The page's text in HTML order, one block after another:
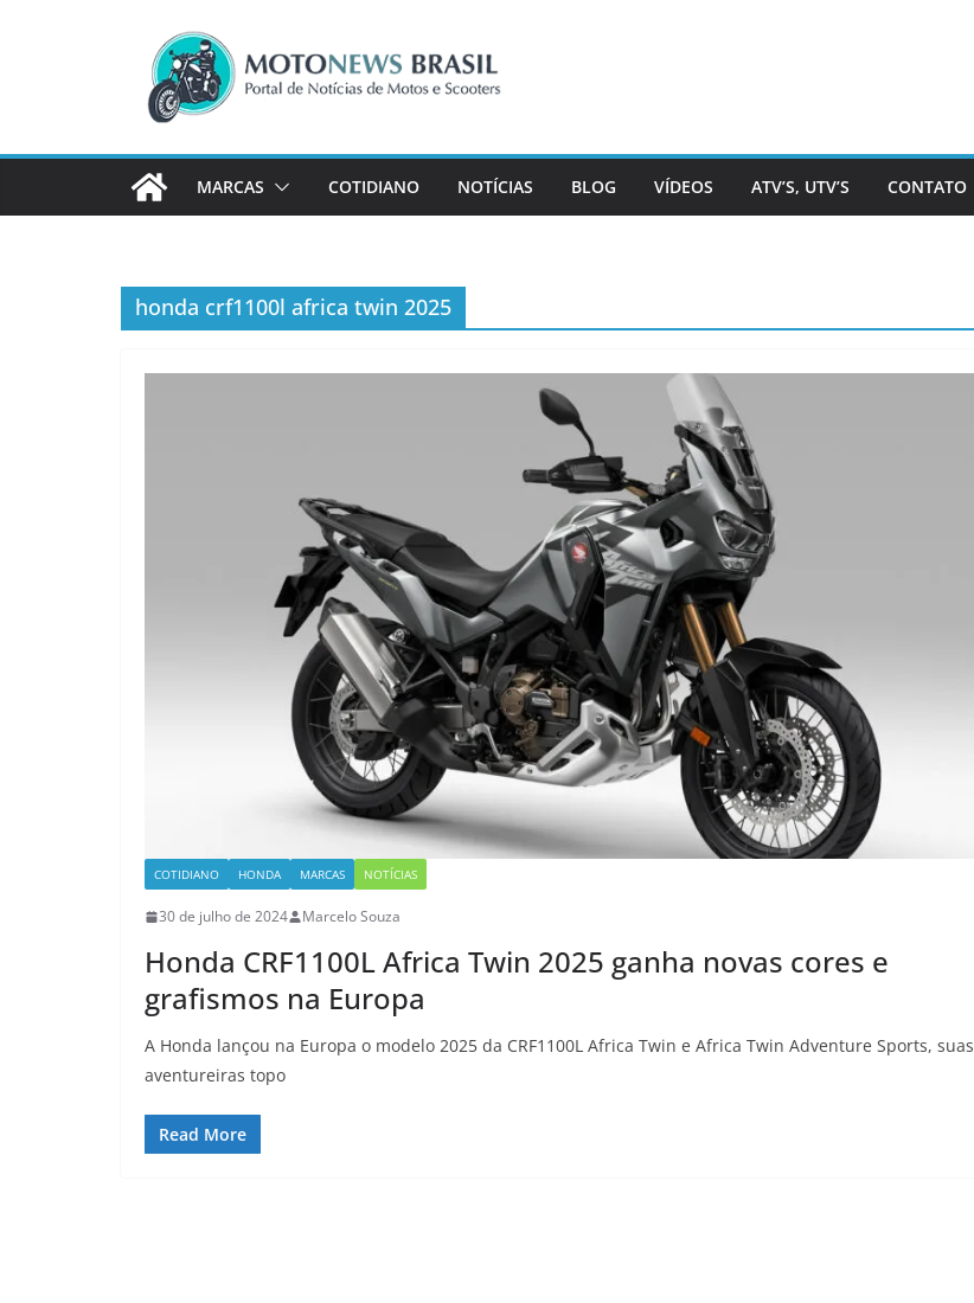
MARCAS COTIDIANO NOTÍCIAS BLOG VÍDEOS ATV’S, UTV’S CONTATO
honda crf1100l africa twin 2025
COTIDIANO HONDA MARCAS NOTÍCIAS
30 de julho de 2024 Marcelo Souza
Honda CRF1100L Africa Twin 2025 ganha novas cores e
grafismos na Europa
A Honda lançou na Europa o modelo 2025 da CRF1100L Africa Twin e Africa Twin Adventure Sports, suas
aventureiras topo
Read More